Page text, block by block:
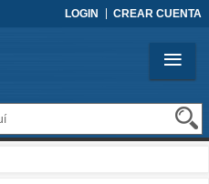
LOGIN CREAR CUENTA